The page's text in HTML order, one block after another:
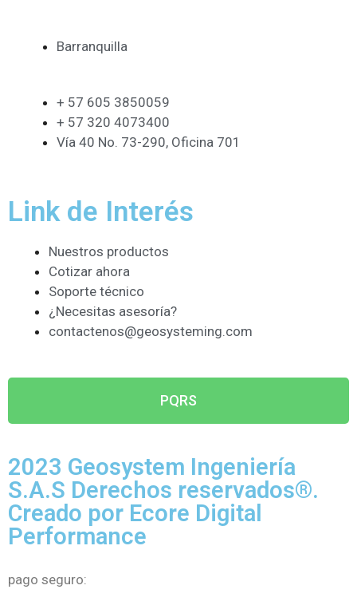
Barranquilla
+ 57 605 3850059
+ 57 320 4073400
Vía 40 No. 73-290, Oficina 701
Link de Interés
Nuestros productos
Cotizar ahora
Soporte técnico
¿Necesitas asesoría?
contactenos@geosysteming.com
PQRS
2023 Geosystem Ingeniería
S.A.S Derechos reservados®.
Creado por Ecore Digital
Performance
pago seguro: